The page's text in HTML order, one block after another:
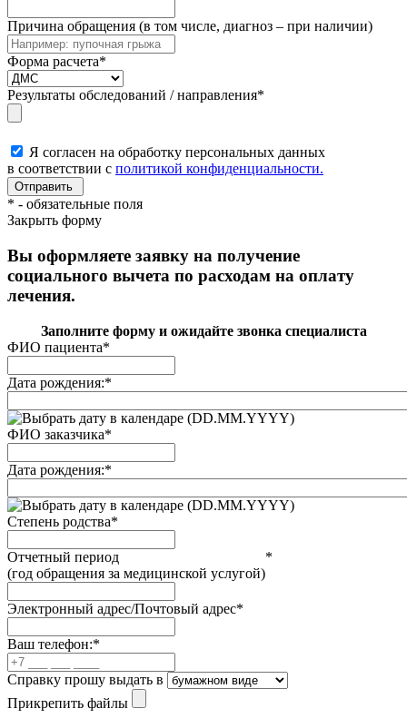
Причина обращения (в том числе, диагноз – при наличии)
Форма расчета*
Результаты обследований / направления*
Я согласен на обработку персональных данных
в соответствии с политикой конфиденциальности.
* - обязательные поля
Закрыть форму
Вы оформляете заявку на получение
социального вычета по расходам на оплату
лечения.
Заполните форму и ожидайте звонка специалиста
ФИО пациента*
Дата рождения:*
(DD.MM.YYYY)
ФИО заказчика*
Дата рождения:*
(DD.MM.YYYY)
Степень родства*
Отчетный период
(год обращения за медицинской услугой)
*
Электронный адрес/Почтовый адрес*
Ваш телефон:*
Справку прошу выдать в
Прикрепить файлы